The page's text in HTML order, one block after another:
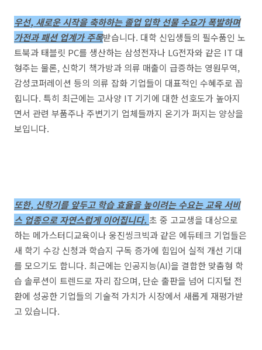
우선, 새로운 시작을 축하하는 졸업 입학 선물 수요가 폭발하며
가전과 패션 업계가 주목받습니다. 대학 신입생들의 필수품인 노
트북과 태블릿 PC를 생산하는 삼성전자나 LG전자와 같은 IT 대
형주는 물론, 신학기 책가방과 의류 매출이 급증하는 영원무역,
감성코퍼레이션 등의 의류 잡화 기업들이 대표적인 수혜주로 꼽
힙니다. 특히 최근에는 고사양 IT 기기에 대한 선호도가 높아지
면서 관련 부품주나 주변기기 업체들까지 온기가 퍼지는 양상을
보입니다.
또한, 신학기를 앞두고 학습 효율을 높이려는 수요는 교육 서비
스 업종으로 자연스럽게 이어집니다. 초 중 고교생을 대상으로
하는 메가스터디교육이나 웅진씽크빅과 같은 에듀테크 기업들은
새 학기 수강 신청과 학습지 구독 증가에 힘입어 실적 개선 기대
를 모으기도 합니다. 최근에는 인공지능(AI)을 결합한 맞춤형 학
습 솔루션이 트렌드로 자리 잡으며, 단순 출판을 넘어 디지털 전
환에 성공한 기업들의 기술적 가치가 시장에서 새롭게 재평가받
고 있습니다.